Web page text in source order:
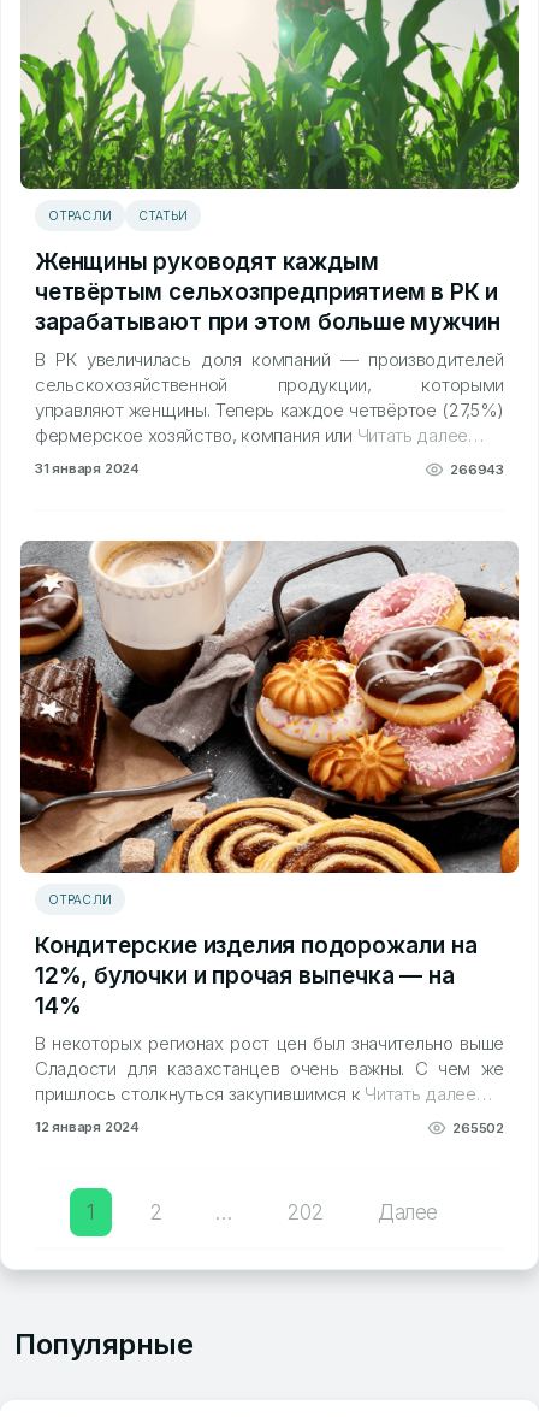
ОТРАСЛИ СТАТЬИ
Женщины руководят каждым
четвёртым сельхозпредприятием в РК и
зарабатывают при этом больше мужчин
В РК увеличилась доля компаний — производителей
сельскохозяйственной продукции, которыми
управляют женщины. Теперь каждое четвёртое (27,5%)
фермерское хозяйство, компания или Читать далее…
31 января 2024 266943
ОТРАСЛИ
Кондитерские изделия подорожали на
12%, булочки и прочая выпечка — на
14%
В некоторых регионах рост цен был значительно выше
Сладости для казахстанцев очень важны. С чем же
пришлось столкнуться закупившимся к Читать далее…
12 января 2024 265502
Пагинация
записей
1 2 … 202 Далее
Популярные